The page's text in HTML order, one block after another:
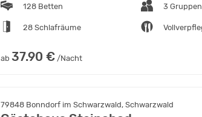
128 Betten 3
28 Schlafräume
ab 37.90 € /Nacht
79848 Bonndorf im Schwarzwald, Schwarzwald